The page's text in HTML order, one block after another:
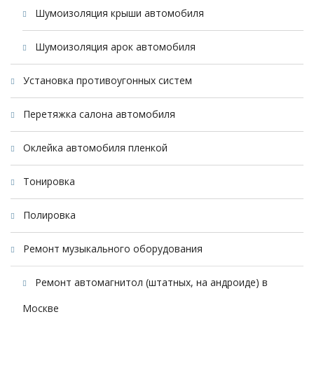
Шумоизоляция крыши автомобиля
Шумоизоляция арок автомобиля
Установка противоугонных систем
Перетяжка салона автомобиля
Оклейка автомобиля пленкой
Тонировка
Полировка
Ремонт музыкального оборудования
Ремонт автомагнитол (штатных, на андроиде) в
Москве